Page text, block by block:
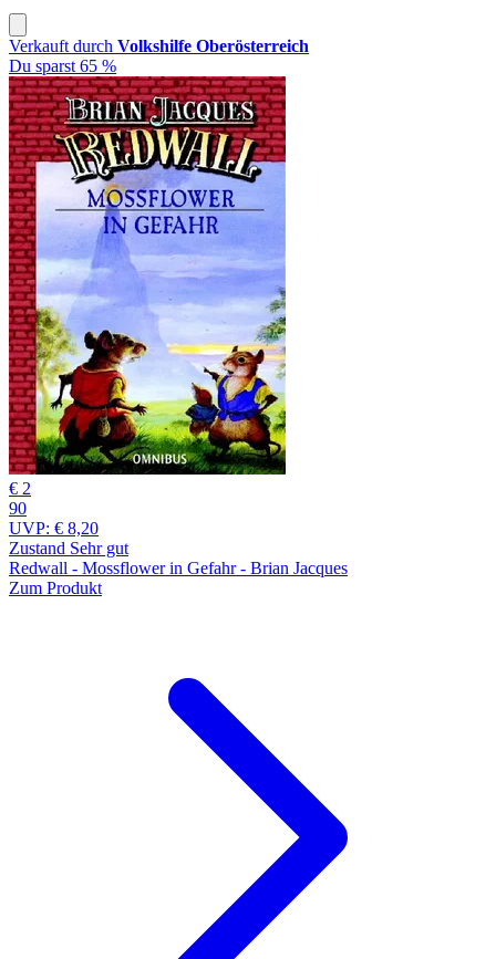
Verkauft durch Volkshilfe Oberösterreich
Du sparst 65 %
€ 2
90
UVP: € 8,20
Zustand Sehr gut
Redwall - Mossflower in Gefahr - Brian Jacques
Zum Produkt